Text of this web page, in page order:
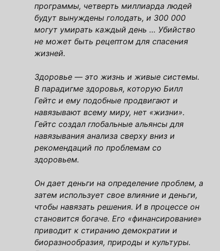
программы, четверть миллиарда людей
будут вынуждены голодать, и 300 000
могут умирать каждый день … Убийство
не может быть рецептом для спасения
жизней.
Здоровье — это жизнь и живые системы.
В парадигме здоровья, которую Билл
Гейтс и ему подобные продвигают и
навязывают всему миру, нет «жизни».
Гейтс создал глобальные альянсы для
навязывания анализа сверху вниз и
рекомендаций по проблемам со
здоровьем.
Он дает деньги на определение проблем, а
затем использует свое влияние и деньги,
чтобы навязать решения. И в процессе он
становится богаче. Его «финансирование»
приводит к стиранию демократии и
биоразнообразия, природы и культуры.